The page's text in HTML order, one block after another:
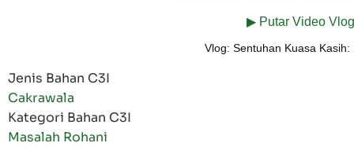
▶ Putar Video Vlog
Vlog: Sentuhan Kuasa Kasih:
Jenis Bahan C3I
Cakrawala
Kategori Bahan C3I
Masalah Rohani